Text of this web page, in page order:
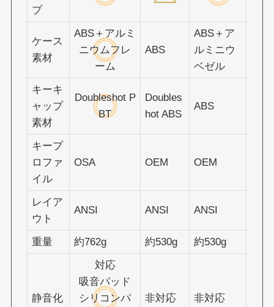
プ
ケース
素材
ABS＋アルミ
ニウムフレ
ーム
ABS
ABS＋ア
ルミニウ
ベゼル
キーキ
ャップ
素材
Doubleshot P
BT
Doubles
hot ABS
ABS
キープ
ロファ
イル
OSA OEM OEM
レイア
ウト
ANSI ANSI ANSI
重量 約762g 約530g 約530g
静音化
対応
吸音パッド
シリコンパ
非対応 非対応